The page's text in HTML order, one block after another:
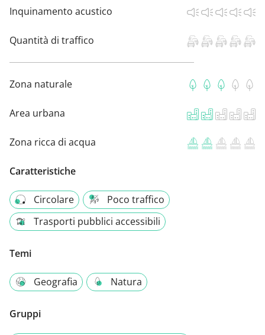
Inquinamento acustico
Quantità di traffico
Zona naturale
Area urbana
Zona ricca di acqua
Caratteristiche
Circolare
Poco traffico
Trasporti pubblici accessibili
Temi
Geografia Natura
Gruppi